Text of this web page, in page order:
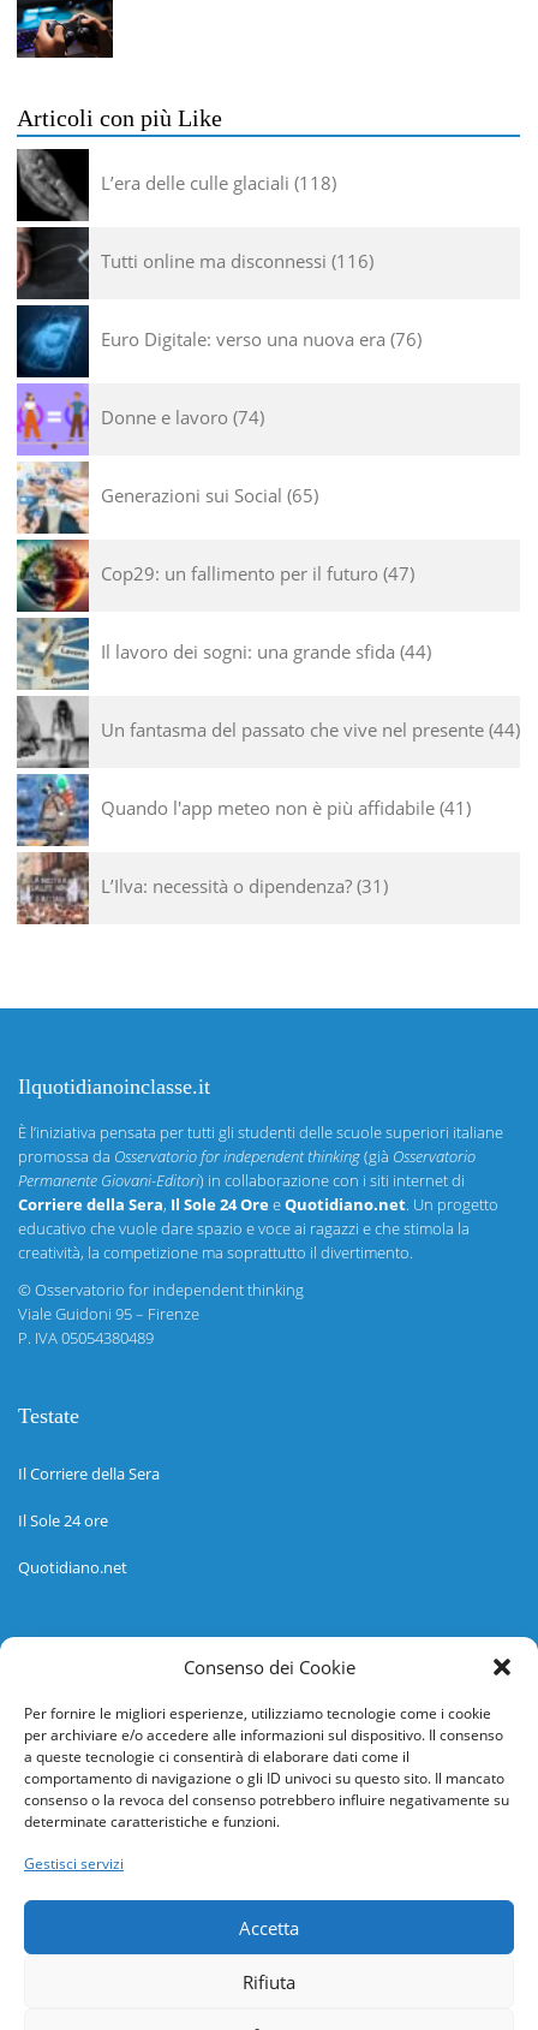
Consenso dei Cookie
Per fornire le migliori esperienze, utilizziamo tecnologie come i cookie
per archiviare e/o accedere alle informazioni sul dispositivo. Il consenso
a queste tecnologie ci consentirà di elaborare dati come il
comportamento di navigazione o gli ID univoci su questo sito. Il mancato
consenso o la revoca del consenso potrebbero influire negativamente su
determinate caratteristiche e funzioni.
Gestisci servizi
Accetta
Rifiuta
Articoli con più Like
L’era delle culle glaciali 118
Tutti online ma disconnessi 116
Euro Digitale: verso una nuova era 76
Donne e lavoro 74
Generazioni sui Social 65
Cop29: un fallimento per il futuro 47
Il lavoro dei sogni: una grande sfida 44
Un fantasma del passato che vive nel presente 44
Quando l'app meteo non è più affidabile 41
L’Ilva: necessità o dipendenza? 31
Ilquotidianoinclasse.it
È l’iniziativa pensata per tutti gli studenti delle scuole superiori italiane
promossa da Osservatorio for independent thinking(già Osservatorio
Permanente Giovani-Editori) in collaborazione con i siti internet di
Corriere della Sera, Il Sole 24 OreeQuotidiano.net. Un progetto
educativo che vuole dare spazio e voce ai ragazzi e che stimola la
creatività, la competizione ma soprattutto il divertimento.
©Osservatorio for independent thinking
Viale Guidoni 95 – Firenze
P. IVA 05054380489
Testate
Il Corriere della Sera
Il Sole 24 ore
Quotidiano.net
Informazioni
Help desk
Guida rapida